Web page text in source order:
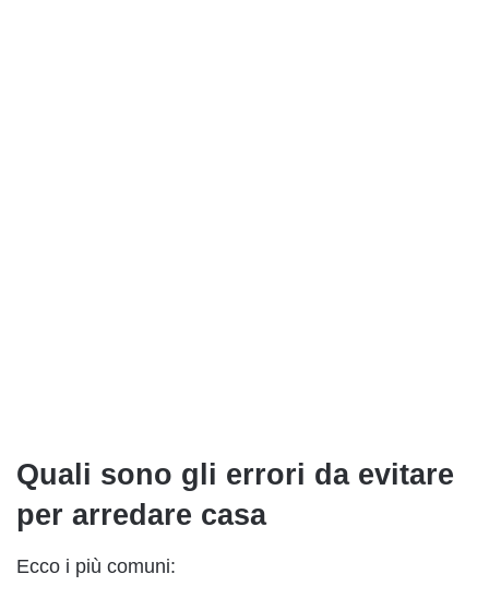
Quali sono gli errori da evitare
per arredare casa
Ecco i più comuni: